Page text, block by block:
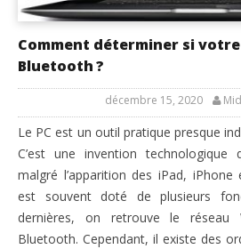
Comment déterminer si votre
Bluetooth ?
décembre 15, 2020
Le PC est un outil pratique presque
C’est une invention technologique
malgré l’apparition des iPad,
est souvent doté de plusieurs
dernières, on retrouve le réseau
Bluetooth. Cependant, il existe des